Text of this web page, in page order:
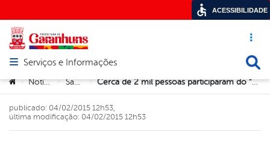
Acesso
Abrir menu principal de navegação
Serviços e Informações
Você está aqui:
> Notícias > Saúde > Cerca de 2 mil pessoas participaram do “Saúde no Parque”
publicado: 04/02/2015 12h53,
última modificação: 04/02/2015 12h53
ACESSIBILIDADE